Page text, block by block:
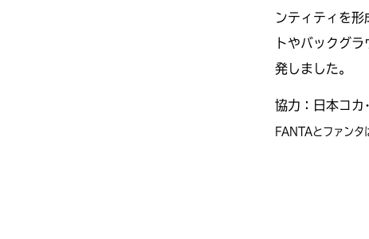
ンティティを
トやバックグ
発しました。
協力：日本コカ
FANTAとファン